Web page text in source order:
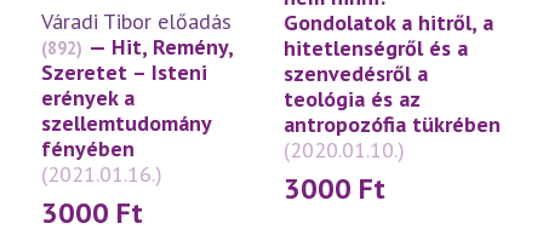
ki
ki
Váradi Tibor előadás
(892) — Hit, Remény,
Szeretet – Isteni
erények a
szellemtudomány
fényében
(2021.01.16.)
3000 Ft
Gondolatok a hitről, a
hitetlenségről és a
szenvedésről a
teológia és az
antropozófia tükrében
(2020.01.10.)
3000 Ft